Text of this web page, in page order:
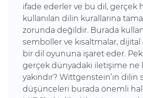
ifade ederler ve bu dil, gerçek
kullanılan dilin kurallarına
zorunda değildir. Burada
semboller ve kısaltmalar,
bir dil oyununa işaret eder.
gerçek dünyadaki iletişime ne
yakındır? Wittgenstein’ın dilin
düşünceleri burada önemli